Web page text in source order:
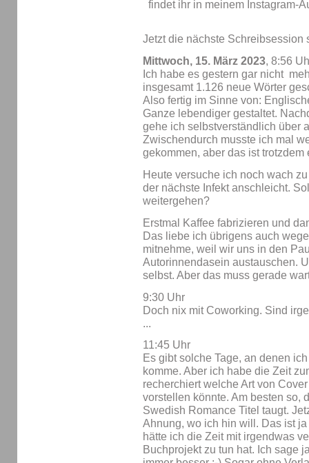
Jetzt die nächste Schreibsession
Mittwoch, 15. März 2023, 8:56
Ich habe es gestern gar nicht
insgesamt 1.126 neue Wörter
Also fertig im Sinne von:
Ganze lebendiger gestaltet.
gehe ich selbstverständlich über
Zwischendurch musste ich mal
gekommen, aber das ist
Heute versuche ich noch wach
der nächste Infekt anschleicht.
weitergehen?
Erstmal Kaffee fabrizieren und
Das liebe ich übrigens auch
mitnehme, weil wir uns in den
Autorinnendasein austauschen.
selbst. Aber das muss gerade
9:30 Uhr
Doch nix mit Coworking. Sind
...
11:45 Uhr
Es gibt solche Tage, an denen
komme. Aber ich habe die Zeit
recherchiert welche Art von
vorstellen könnte. Am besten so,
Swedish Romance Titel taugt.
Ahnung, wo ich hin will. Das ist
hätte ich die Zeit mit irgendwas
Buchprojekt zu tun hat. Ich sage